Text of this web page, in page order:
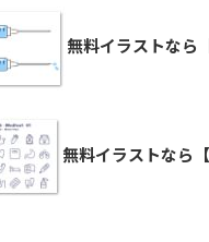
無料イラストなら
無料イラストなら